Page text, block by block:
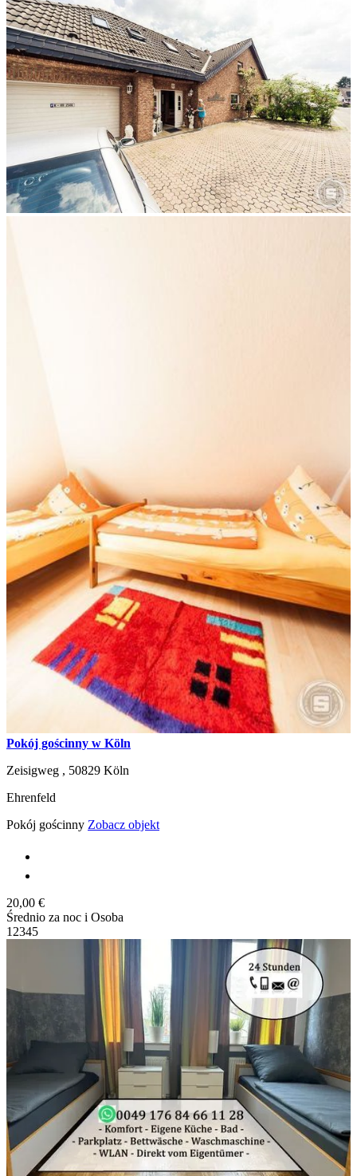
Pokój gościnny w Köln
Zeisigweg , 50829 Köln
Ehrenfeld
Pokój gościnny Zobacz objekt
20,00 €
Średnio za noc i Osoba
1 2345